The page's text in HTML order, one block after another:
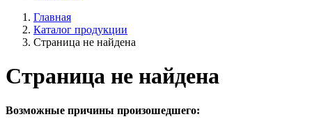
Главная
Каталог продукции
Страница не найдена
Страница не найдена
Возможные причины произошедшего: